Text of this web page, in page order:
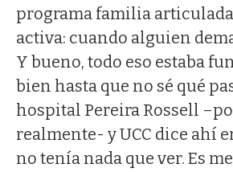
programa familia
activa: cuando alguien
Y bueno, todo eso estaba
bien hasta que no sé qué
hospital Pereira Rossell
realmente- y UCC dice ahí
no tenía nada que ver. Es